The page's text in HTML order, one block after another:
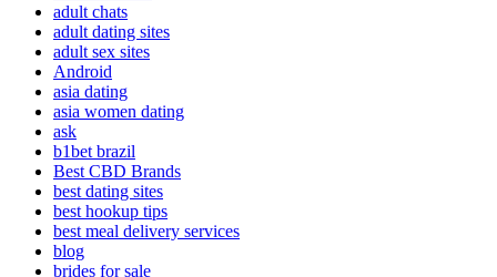
adult chats
adult dating sites
adult sex sites
Android
asia dating
asia women dating
ask
b1bet brazil
Best CBD Brands
best dating sites
best hookup tips
best meal delivery services
blog
brides for sale